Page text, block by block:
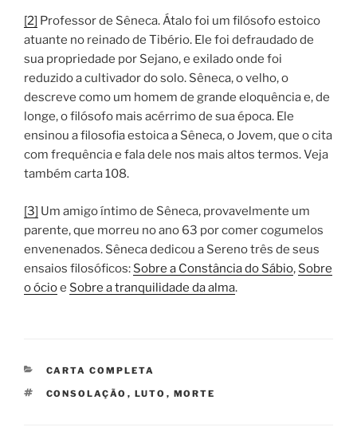
[2] Professor de Sêneca. Átalo foi um filósofo estoico
atuante no reinado de Tibério. Ele foi defraudado de
sua propriedade por Sejano, e exilado onde foi
reduzido a cultivador do solo. Sêneca, o velho, o
descreve como um homem de grande eloquência e, de
longe, o filósofo mais acérrimo de sua época. Ele
ensinou a filosofia estoica a Sêneca, o Jovem, que o cita
com frequência e fala dele nos mais altos termos. Veja
também carta 108.
[3] Um amigo íntimo de Sêneca, provavelmente um
parente, que morreu no ano 63 por comer cogumelos
envenenados. Sêneca dedicou a Sereno três de seus
ensaios filosóficos: Sobre a Constância do Sábio, Sobre
o ócioe Sobre a tranquilidade da alma.
CATEGORIAS
CARTA COMPLETA
TAGS
CONSOLAÇÃO , LUTO , MORTE